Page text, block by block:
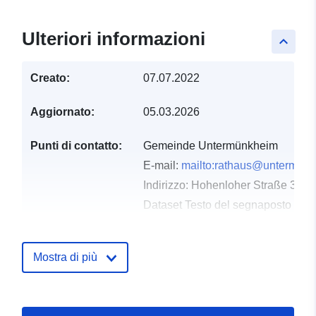
keyboard_arrow_up
Ulteriori informazioni
Creato: 07.07.2022
Aggiornato: 05.03.2026
Punti di contatto:
Gemeinde Untermünkheim
E-mail:
Indirizzo: Hohenloher Straße 33,
Dataset Testo del segnaposto
Registro del
catalogo:
Mostra di più